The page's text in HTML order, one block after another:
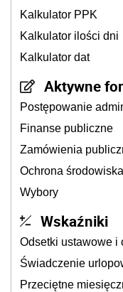
Kalkulator PPK
Kalkulator ilości dni
Kalkulator dat
Aktywne
Postępowanie
Finanse publiczne
Zamówienia
Ochrona środowiska
Wybory
Wskaźniki
Odsetki ustawowe i
Świadczenie
Przeciętne